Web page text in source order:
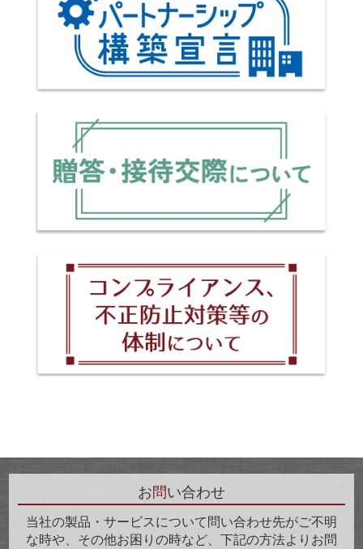
お問い合わせ
当社の製品・サービスについて問い合わせ先がご不明
な時や、その他お困りの時など、下記の方法よりお問